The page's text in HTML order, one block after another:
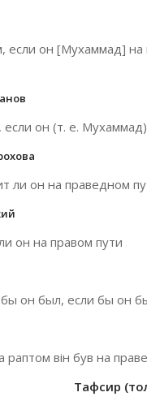
если он [Мухаммад] на
если он (т. е.
ли он на праведном
он на правом пути
он был, если бы он
він був на
Тафсир